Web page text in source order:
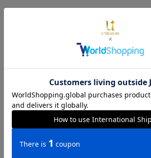
4.50
レビューを書く
評価順 いいね数順
購入確